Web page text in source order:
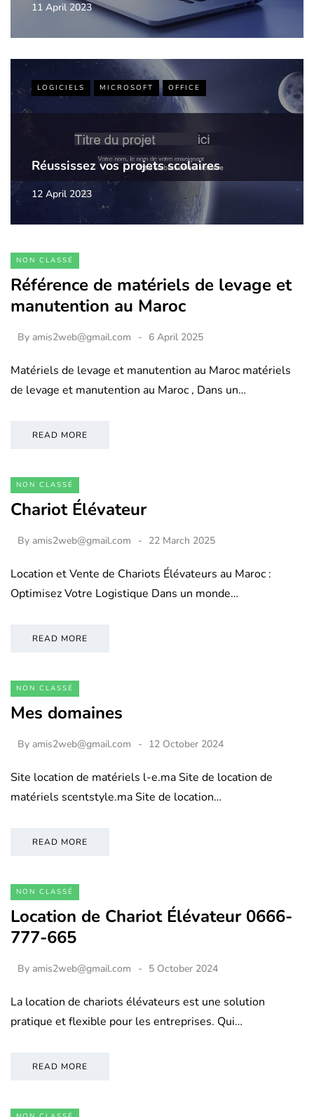
11 April 2023
LOGICIELS MICROSOFT OFFICE
Réussissez vos projets scolaires
12 April 2023
NON CLASSÉ
Référence de matériels de levage et
manutention au Maroc
By amis2web@gmail.com 6 April 2025
Matériels de levage et manutention au Maroc matériels
de levage et manutention au Maroc , Dans un…
READ MORE
NON CLASSÉ
Chariot Élévateur
By amis2web@gmail.com 22 March 2025
Location et Vente de Chariots Élévateurs au Maroc :
Optimisez Votre Logistique Dans un monde…
READ MORE
NON CLASSÉ
Mes domaines
By amis2web@gmail.com 12 October 2024
Site location de matériels l-e.ma Site de location de
matériels scentstyle.ma Site de location…
READ MORE
NON CLASSÉ
Location de Chariot Élévateur 0666-
777-665
By amis2web@gmail.com 5 October 2024
La location de chariots élévateurs est une solution
pratique et flexible pour les entreprises. Qui…
READ MORE